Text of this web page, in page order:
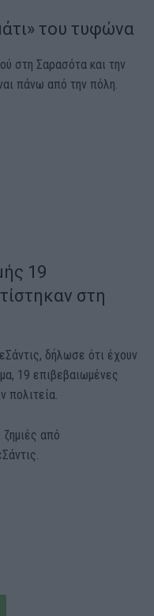
του τυφώνα
στη Σαρασότα και την
πάνω από την πόλη.
19
στη
δήλωσε ότι έχουν
19 επιβεβαιωμένες
πολιτεία.
από